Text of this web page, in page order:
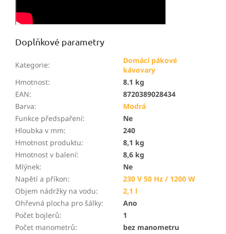
Doplňkové parametry
Kategorie:
Domácí pákové
kávovary
Hmotnost:
8.1 kg
EAN:
8720389028434
Barva:
Modrá
Funkce předspaření:
Ne
Hloubka v mm:
240
Hmotnost produktu:
8,1 kg
Hmotnost v balení:
8,6 kg
Mlýnek:
Ne
Napětí a příkon:
230 V 50 Hz / 1200 W
Objem nádržky na vodu:
2,1 l
Ohřevná plocha pro šálky:
Ano
Počet bojlerů:
1
Počet manometrů:
bez manometru